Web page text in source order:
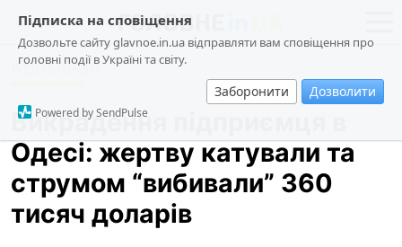
Підписка на сповіщення
Дозвольте сайту glavnoe.in.ua відправляти вам сповіщення про
головні події в Україні та світу.
Заборонити Дозволити
Powered by SendPulse
новини
про проєкт
суспільство
події
кримінал
Кримінал
Викрадення підприємця в
Одесі: жертву катували та
струмом “вибивали” 360
тисяч доларів